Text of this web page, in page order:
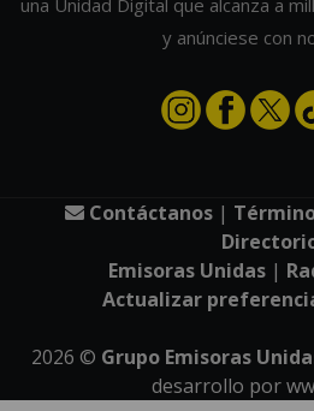
una Unidad Digital que alcanza a
y anúnciese con
Contáctanos|
Emisoras Unidas |
Actualizar
2026 © Grupo Emisoras
desarrollo por